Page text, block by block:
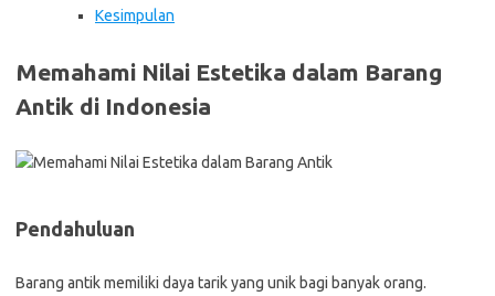
Kesimpulan
Memahami Nilai Estetika dalam Barang
Antik di Indonesia
Pendahuluan
Barang antik memiliki daya tarik yang unik bagi banyak orang.